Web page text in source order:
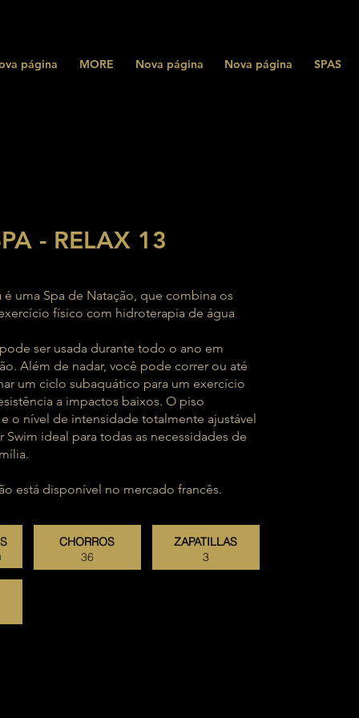
página MORE Nova página Nova página SPAS
- RELAX 13
é uma Spa de Natação, que combina os
físico com hidroterapia de água
ser usada durante todo o ano em
Além de nadar, você pode correr ou até
um ciclo subaquático para um exercício
a impactos baixos. O piso
o nível de intensidade totalmente ajustável
Swim ideal para todas as necessidades de
está disponível no mercado francês.
CHORROS
36
ZAPATILLAS
3